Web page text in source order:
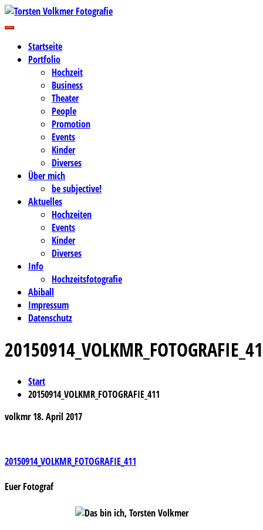
Zum
Inhalt
Torsten Volkmer Fotografie
Business-, Portrait- und Hochzeitsfotografie
Startseite
Portfolio
Hochzeit
Business
Theater
People
Promotion
Events
Kinder
Diverses
Über mich
be subjective!
Aktuelles
Hochzeiten
Events
Kinder
Diverses
Info
Hochzeitsfotografie
Abiball
Impressum
Datenschutz
Start
20150914_VOLKMR_FOTOGRAFIE_411
volkmr 18. April 2017
Beitragsnavigation
20150914_VOLKMR_FOTOGRAFIE_411
Euer Fotograf